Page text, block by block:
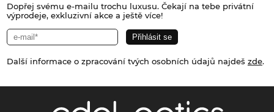
Dopřej svému e-mailu trochu luxusu. Čekají na tebe privátní
výprodeje, exkluzivní akce a ještě více!
Další informace o zpracování tvých osobních údajů najdeš zde.